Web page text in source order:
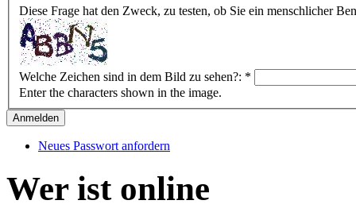
Diese Frage hat den Zweck, zu testen, ob Sie ein menschlicher
Welche Zeichen sind in dem Bild zu sehen?: *
Enter the characters shown in the image.
Neues Passwort anfordern
Wer ist online